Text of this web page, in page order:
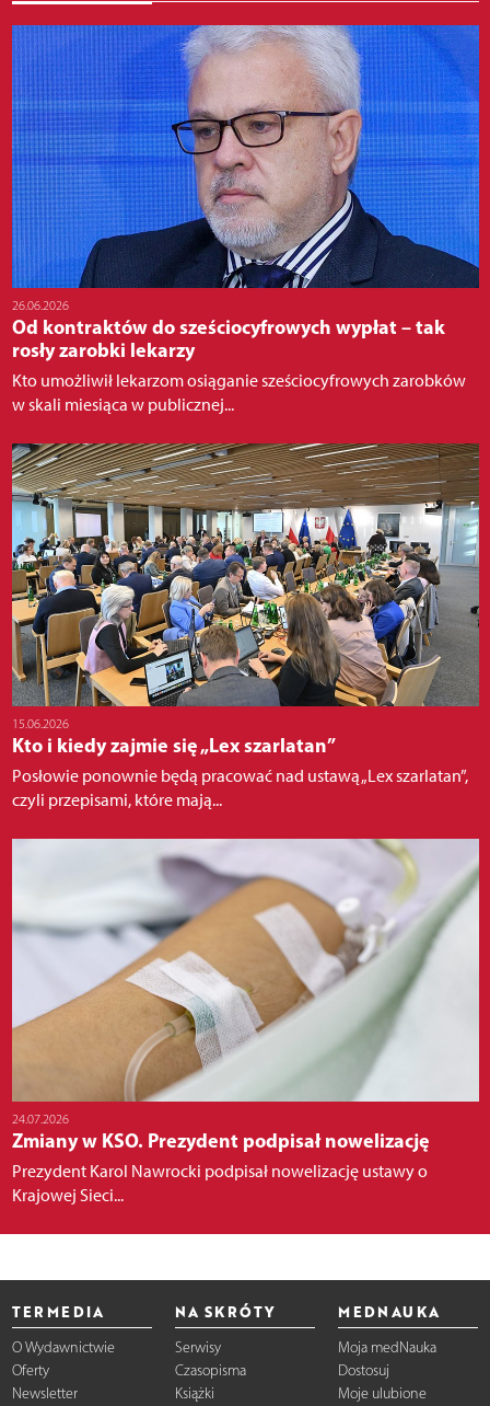
26.06.2026
Od kontraktów do sześciocyfrowych wypłat – tak
rosły zarobki lekarzy
Kto umożliwił lekarzom osiąganie sześciocyfrowych zarobków
w skali miesiąca w publicznej...
15.06.2026
Kto i kiedy zajmie się „Lex szarlatan”
Posłowie ponownie będą pracować nad ustawą „Lex szarlatan”,
czyli przepisami, które mają...
24.07.2026
Zmiany w KSO. Prezydent podpisał nowelizację
Prezydent Karol Nawrocki podpisał nowelizację ustawy o
Krajowej Sieci...
TERMEDIA
O Wydawnictwie
Oferty
Newsletter
NA SKRÓTY
Serwisy
Czasopisma
Książki
MEDNAUKA
Moja medNauka
Dostosuj
Moje ulubione